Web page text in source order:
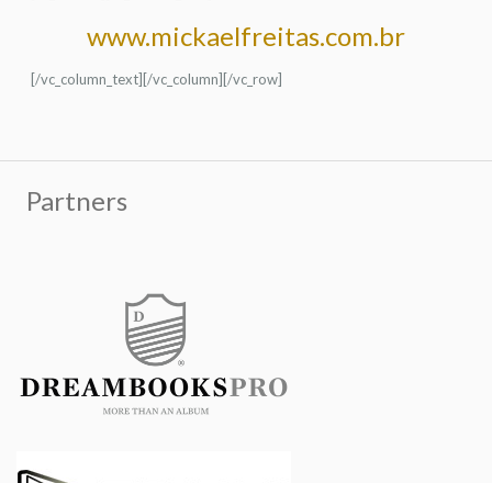
www.mickaelfreitas.com.br
[/vc_column_text][/vc_column][/vc_row]